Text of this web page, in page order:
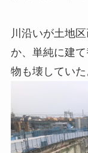
川沿いが土地
か、単純に建
物も壊していた